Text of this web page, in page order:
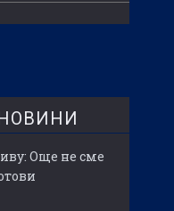
Още не сме